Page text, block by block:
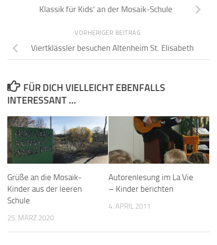
‚Klassik für Kids‘ an der Mosaik-Schule
VORHERIGER BEITRAG
Viertklässler besuchen Altenheim St. Elisabeth
FÜR DICH VIELLEICHT EBENFALLS
INTERESSANT …
Grüße an die Mosaik-
Kinder aus der leeren
Schule
25. MÄRZ 2020
Autorenlesung im La Vie
– Kinder berichten
4. APRIL 2011